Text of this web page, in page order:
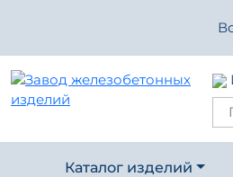
Каталог изделий